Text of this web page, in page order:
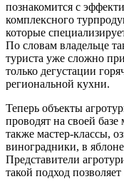
познакомится с
комплексного
которые
По словам владельце
туриста уже сложно
только дегустации
региональной кухни.
Теперь объекты
проводят на своей
также мастер-классы,
виноградники, в
Представители
такой подход